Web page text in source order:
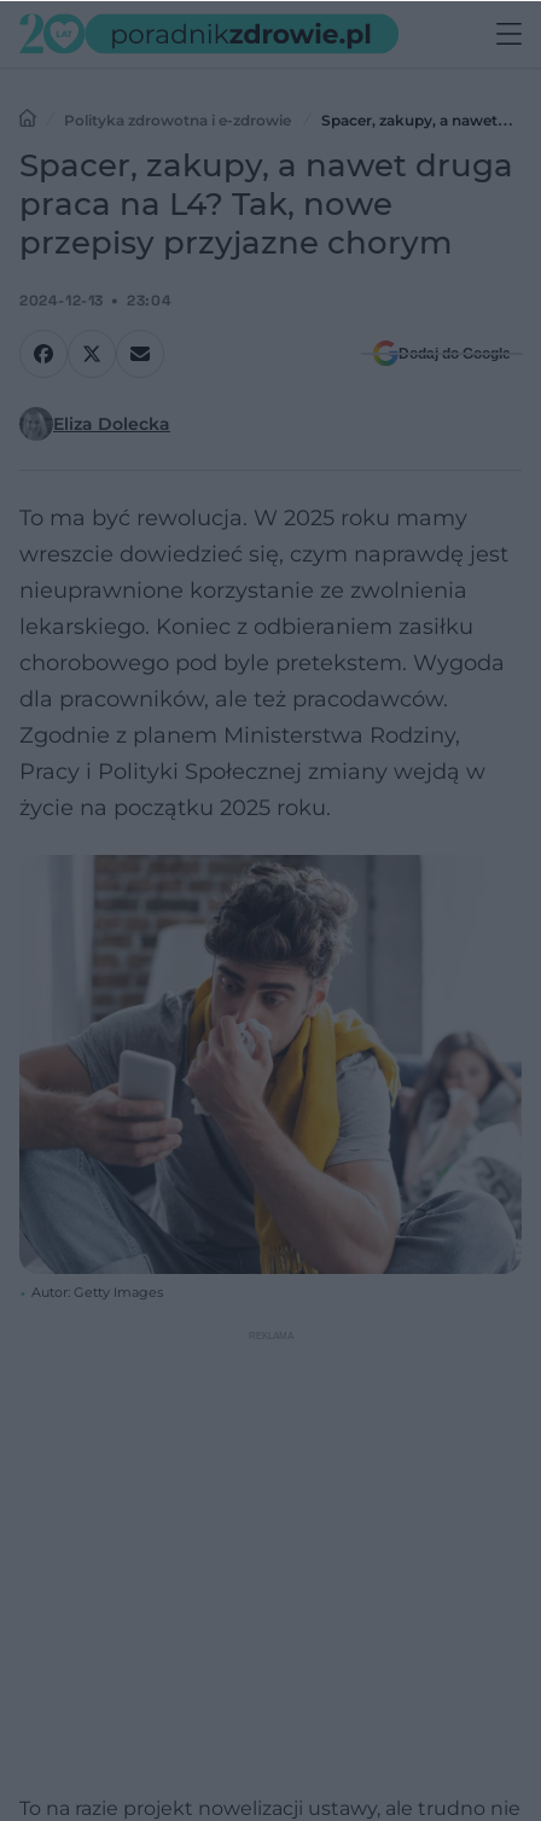
Polityka zdrowotna i e-zdrowie
Spacer, zakupy, a nawet
druga praca na L4? Tak, nowe przepisy przyjazne chorym
Spacer, zakupy, a nawet druga
praca na L4? Tak, nowe
przepisy przyjazne chorym
2024-12-13 23:04
Dodaj do Google
Eliza Dolecka
To ma być rewolucja. W 2025 roku mamy
wreszcie dowiedzieć się, czym naprawdę jest
nieuprawnione korzystanie ze zwolnienia
lekarskiego. Koniec z odbieraniem zasiłku
chorobowego pod byle pretekstem. Wygoda
dla pracowników, ale też pracodawców.
Zgodnie z planem Ministerstwa Rodziny,
Pracy i Polityki Społecznej zmiany wejdą w
życie na początku 2025 roku.
Autor: Getty Images
To na razie projekt nowelizacji ustawy, ale trudno nie